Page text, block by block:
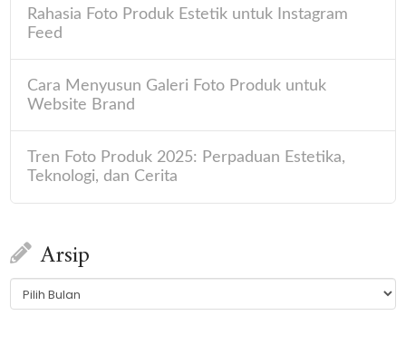
Rahasia Foto Produk Estetik untuk Instagram
Feed
Cara Menyusun Galeri Foto Produk untuk
Website Brand
Tren Foto Produk 2025: Perpaduan Estetika,
Teknologi, dan Cerita
Arsip
Arsip